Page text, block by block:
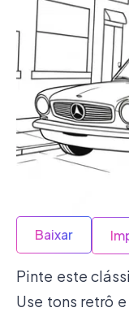
Baixar
Pinte este
Use tons retrô